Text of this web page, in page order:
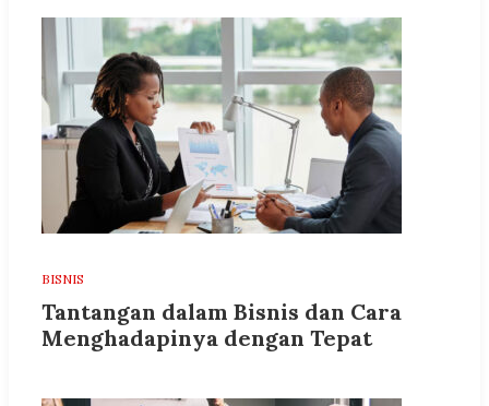
BISNIS
Tantangan dalam Bisnis dan Cara
Menghadapinya dengan Tepat